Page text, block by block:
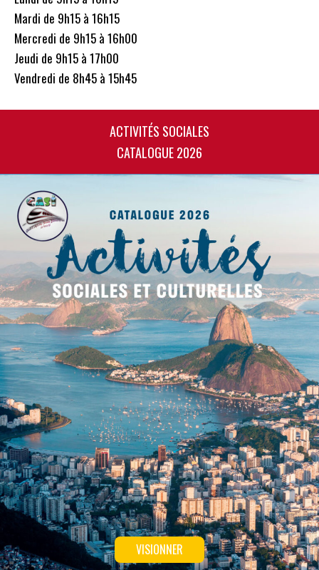
Mardi de 9h15 à 16h15
Mercredi de 9h15 à 16h00
Jeudi de 9h15 à 17h00
Vendredi de 8h45 à 15h45
ACTIVITÉS SOCIALES
CATALOGUE 2026
VISIONNER